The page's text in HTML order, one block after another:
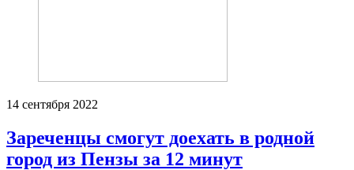
14 сентября 2022
Зареченцы смогут доехать в родной
город из Пензы за 12 минут